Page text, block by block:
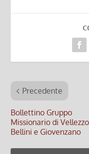
Precedente
Bollettino Gruppo
Missionario di Vellezzo
Bellini e Giovenzano